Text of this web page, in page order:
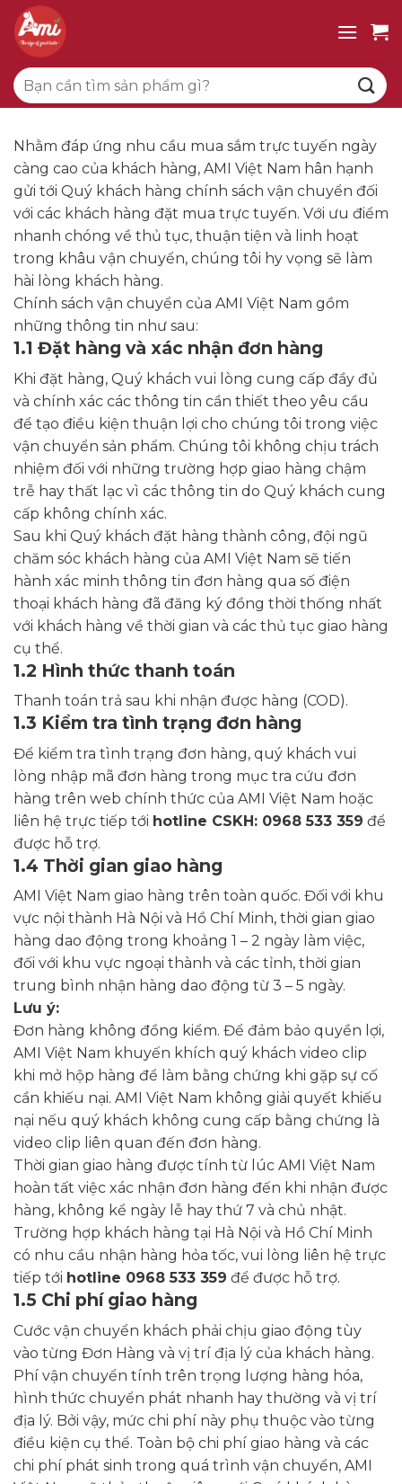
qua
dung
Tìm
kiếm:
Nhằm đáp ứng nhu cầu mua sắm trực tuyến ngày
càng cao của khách hàng, AMI Việt Nam hân hạnh
gửi tới Quý khách hàng chính sách vận chuyển đối
với các khách hàng đặt mua trực tuyến. Với ưu điểm
nhanh chóng về thủ tục, thuận tiện và linh hoạt
trong khâu vận chuyển, chúng tôi hy vọng sẽ làm
hài lòng khách hàng.
Chính sách vận chuyển của AMI Việt Nam gồm
những thông tin như sau:
1.1 Đặt hàng và xác nhận đơn hàng
Khi đặt hàng, Quý khách vui lòng cung cấp đầy đủ
và chính xác các thông tin cần thiết theo yêu cầu
để tạo điều kiện thuận lợi cho chúng tôi trong việc
vận chuyển sản phẩm. Chúng tôi không chịu trách
nhiệm đối với những trường hợp giao hàng chậm
trễ hay thất lạc vì các thông tin do Quý khách cung
cấp không chính xác.
Sau khi Quý khách đặt hàng thành công, đội ngũ
chăm sóc khách hàng của AMI Việt Nam sẽ tiến
hành xác minh thông tin đơn hàng qua số điện
thoại khách hàng đã đăng ký đồng thời thống nhất
với khách hàng về thời gian và các thủ tục giao hàng
cụ thể.
1.2 Hình thức thanh toán
Thanh toán trả sau khi nhận được hàng (COD).
1.3 Kiểm tra tình trạng đơn hàng
Để kiểm tra tình trạng đơn hàng, quý khách vui
lòng nhập mã đơn hàng trong mục tra cứu đơn
hàng trên web chính thức của AMI Việt Nam hoặc
liên hệ trực tiếp tới hotline CSKH: 0968 533 359 để
được hỗ trợ.
1.4 Thời gian giao hàng
AMI Việt Nam giao hàng trên toàn quốc. Đối với khu
vực nội thành Hà Nội và Hồ Chí Minh, thời gian giao
hàng dao động trong khoảng 1 – 2 ngày làm việc,
đối với khu vực ngoại thành và các tỉnh, thời gian
trung bình nhận hàng dao động từ 3 – 5 ngày.
Lưu ý:
Đơn hàng không đồng kiểm. Để đảm bảo quyền lợi,
AMI Việt Nam khuyến khích quý khách video clip
khi mở hộp hàng để làm bằng chứng khi gặp sự cố
cần khiếu nại. AMI Việt Nam không giải quyết khiếu
nại nếu quý khách không cung cấp bằng chứng là
video clip liên quan đến đơn hàng.
Thời gian giao hàng được tính từ lúc AMI Việt Nam
hoàn tất việc xác nhận đơn hàng đến khi nhận được
hàng, không kể ngày lễ hay thứ 7 và chủ nhật.
Trường hợp khách hàng tại Hà Nội và Hồ Chí Minh
có nhu cầu nhận hàng hỏa tốc, vui lòng liên hệ trực
tiếp tới hotline 0968 533 359 để được hỗ trợ.
1.5 Chi phí giao hàng
Cước vận chuyển khách phải chịu giao động tùy
vào từng Đơn Hàng và vị trí địa lý của khách hàng.
Phí vận chuyển tính trên trọng lượng hàng hóa,
hình thức chuyển phát nhanh hay thường và vị trí
địa lý. Bởi vậy, mức chi phí này phụ thuộc vào từng
điều kiện cụ thể. Toàn bộ chi phí giao hàng và các
chi phí phát sinh trong quá trình vận chuyển, AMI